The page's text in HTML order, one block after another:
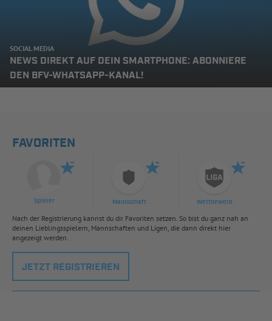
SOCIAL MEDIA
NEWS DIREKT AUF DEIN SMARTPHONE: ABONNIERE
DEN BFV-WHATSAPP-KANAL!
FAVORITEN
Spieler Mannschaft Wettbewerb
Nach der Registrierung kannst du dir Favoriten setzen. So bist du ganz nah an
deinen Lieblingsspielern, Mannschaften und Ligen, die dann direkt hier
angezeigt werden.
JETZT REGISTRIEREN